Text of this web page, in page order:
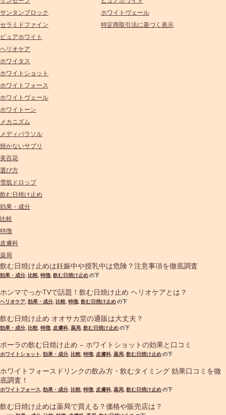
サンタンブロック
セラミドファイン
ピュアホワイト
ヘリオケア
ホワイタス
ホワイトショット
ホワイトフォース
ホワイトヴェール
ホワイトーン
メカニズム
メディパラソル
焼かないサプリ
美百花
選び方
雪肌ドロップ
飲む日焼け止め
効果・成分
比較
特徴
皮膚科
薬局
ホワイトヴェール
特定商取引法に基づく表示
飲む日焼け止めは妊娠中や授乳中は危険？注意事項を徹底調査
効果・成分, 比較, 特徴, 飲む日焼け止めの下
ホンマでっかTVで話題！飲む日焼け止め ヘリオケアとは？
ヘリオケア, 効果・成分, 比較, 特徴, 飲む日焼け止めの下
飲む日焼け止め オオサカ堂の通販は大丈夫？
効果・成分, 比較, 特徴, 皮膚科, 薬局, 飲む日焼け止めの下
ポーラの飲む日焼け止め – ホワイトショットの効果と口コミ
ホワイトショット, 効果・成分, 比較, 特徴, 皮膚科, 薬局, 飲む日焼け止めの下
ホワイトフォースドリンクの飲み方・飲むタイミング 効果口コミを徹
底調査！
ホワイトフォース, 効果・成分, 比較, 特徴, 皮膚科, 薬局, 飲む日焼け止めの下
飲む日焼け止めは薬局で買える？価格や販売店は？